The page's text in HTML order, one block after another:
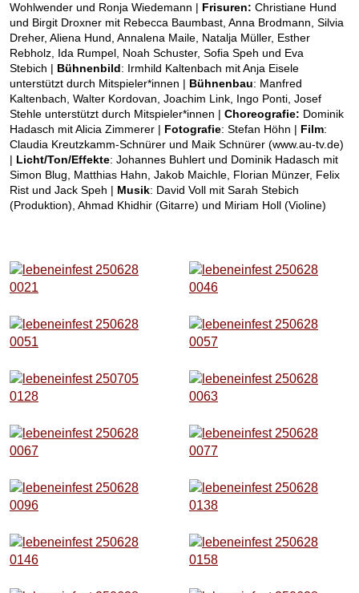
Wohlwender und Ronja Wiedemann | Frisuren: Christiane Hund
und Birgit Droxner mit Rebecca Baumbast, Anna Brodmann, Silvia
Dreher, Aliena Hund, Annalena Maile, Natalja Müller, Esther
Rebholz, Ida Rumpel, Noah Schuster, Sofia Speh und Eva
Stebich | Bühnenbild: Irmhild Kaltenbach mit Anja Eisele
unterstützt durch Mitspieler*innen | Bühnenbau: Manfred
Kaltenbach, Walter Kordovan, Joachim Link, Ingo Ponti, Josef
Stehle unterstützt durch Mitspieler*innen | Choreografie: Dominik
Hadasch mit Alicia Zimmerer | Fotografie: Stefan Höhn | Film:
Claudia Kreutzkamm-Schnürer und Maik Schnürer (www.au-tv.de)
| Licht/Ton/Effekte: Johannes Buhlert und Dominik Hadasch mit
Simon Blug, Matthias Hahn, Jakob Maichle, Florian Münzer, Felix
Rist und Jack Speh | Musik: David Voll mit Sarah Stebich
(Produktion), Ahmad Khidhir (Gitarre) und Miriam Holl (Violine)